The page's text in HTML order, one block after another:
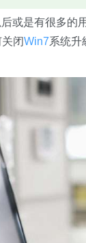
或是有很多的
闭Win7系统升